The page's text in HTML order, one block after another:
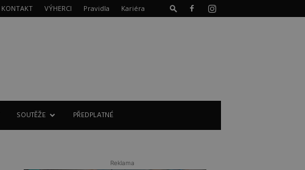
KONTAKT VÝHERCI Pravidla Kariéra
SOUTĚŽE PŘEDPLATNÉ
Reklama